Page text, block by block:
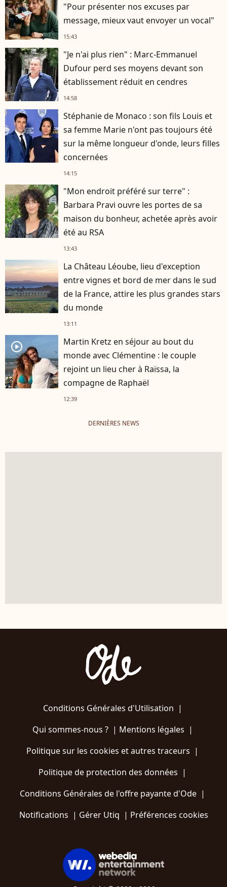
"Pour présenter nos excuses par
message, mieux vaut envoyer un vocal"
15:43
"Je n'ai plus rien" : Marc-Emmanuel
Dufour perd ses moyens devant son
établissement réduit en cendres
14:58
Stéphanie de Monaco : son fils Louis et
sa femme Marie n'ont pas toujours été
sur la même longueur d'onde, leurs filles
concernées
14:15
"Mon endroit préféré sur terre" :
Barbara Pravi ouvre les portes de sa
maison du bonheur, achetée après avoir
été au RSA
13:43
La Château Léoube, lieu d'exception
entre vignes et bord de mer dans le sud
de la France, attire les plus grandes stars
du monde
13:11
player2
Martin Kretz en séjour au bout du
monde avec Clémentine : le couple
rejoint un lieu cher à Raïssa, la
compagne de Raphaël
12:39
DERNIÈRES NEWS
Conditions Générales d'Utilisation |
Qui sommes-nous ?| Mentions légales |
Politique sur les cookies et autres traceurs |
Politique de protection des données |
Conditions Générales de l'offre payante d'Ode |
Notifications | Gérer Utiq | Préférences cookies